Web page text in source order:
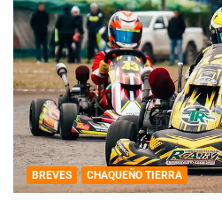
BREVES CHAQUEÑO TIERRA